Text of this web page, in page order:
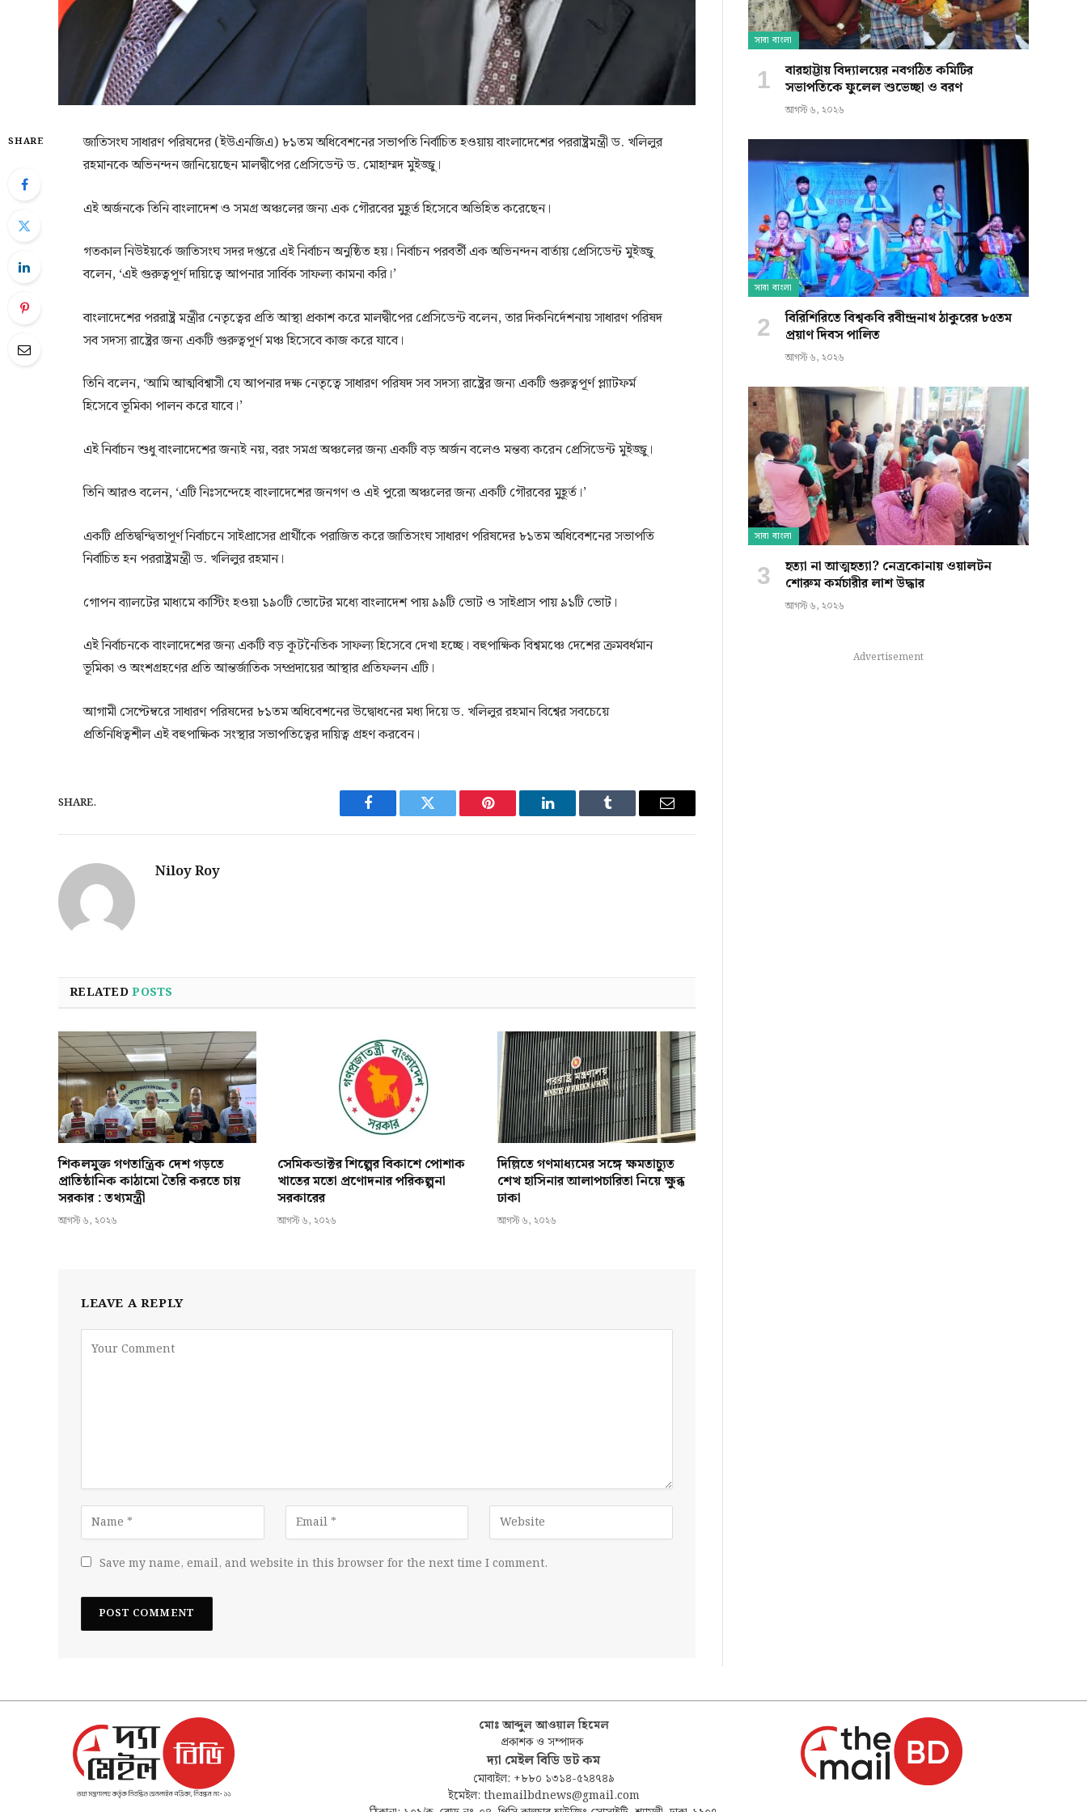
SHARE
জাতিসংঘ সাধারণ পরিষদের (ইউএনজিএ) ৮১তম অধিবেশনের সভাপতি নির্বাচিত হওয়ায় বাংলাদেশের পররাষ্ট্রমন্ত্রী ড. খলিলুর
রহমানকে অভিনন্দন জানিয়েছেন মালদ্বীপের প্রেসিডেন্ট ড. মোহাম্মদ মুইজ্জু।
এই অর্জনকে তিনি বাংলাদেশ ও সমগ্র অঞ্চলের জন্য এক গৌরবের মুহূর্ত হিসেবে অভিহিত করেছেন।
গতকাল নিউইয়র্কে জাতিসংঘ সদর দপ্তরে এই নির্বাচন অনুষ্ঠিত হয়। নির্বাচন পরবর্তী এক অভিনন্দন বার্তায় প্রেসিডেন্ট মুইজ্জু
বলেন, ‘এই গুরুত্বপূর্ণ দায়িত্বে আপনার সার্বিক সাফল্য কামনা করি।’
বাংলাদেশের পররাষ্ট্র মন্ত্রীর নেতৃত্বের প্রতি আস্থা প্রকাশ করে মালদ্বীপের প্রেসিডেন্ট বলেন, তার দিকনির্দেশনায় সাধারণ পরিষদ
সব সদস্য রাষ্ট্রের জন্য একটি গুরুত্বপূর্ণ মঞ্চ হিসেবে কাজ করে যাবে।
তিনি বলেন, ‘আমি আত্মবিশ্বাসী যে আপনার দক্ষ নেতৃত্বে সাধারণ পরিষদ সব সদস্য রাষ্ট্রের জন্য একটি গুরুত্বপূর্ণ প্ল্যাটফর্ম
হিসেবে ভূমিকা পালন করে যাবে।’
এই নির্বাচন শুধু বাংলাদেশের জন্যই নয়, বরং সমগ্র অঞ্চলের জন্য একটি বড় অর্জন বলেও মন্তব্য করেন প্রেসিডেন্ট মুইজ্জু।
তিনি আরও বলেন, ‘এটি নিঃসন্দেহে বাংলাদেশের জনগণ ও এই পুরো অঞ্চলের জন্য একটি গৌরবের মুহূর্ত।’
একটি প্রতিদ্বন্দ্বিতাপূর্ণ নির্বাচনে সাইপ্রাসের প্রার্থীকে পরাজিত করে জাতিসংঘ সাধারণ পরিষদের ৮১তম অধিবেশনের সভাপতি
নির্বাচিত হন পররাষ্ট্রমন্ত্রী ড. খলিলুর রহমান।
গোপন ব্যালটের মাধ্যমে কাস্টিং হওয়া ১৯০টি ভোটের মধ্যে বাংলাদেশ পায় ৯৯টি ভোট ও সাইপ্রাস পায় ৯১টি ভোট।
এই নির্বাচনকে বাংলাদেশের জন্য একটি বড় কূটনৈতিক সাফল্য হিসেবে দেখা হচ্ছে। বহুপাক্ষিক বিশ্বমঞ্চে দেশের ক্রমবর্ধমান
ভূমিকা ও অংশগ্রহণের প্রতি আন্তর্জাতিক সম্প্রদায়ের আস্থার প্রতিফলন এটি।
আগামী সেপ্টেম্বরে সাধারণ পরিষদের ৮১তম অধিবেশনের উদ্বোধনের মধ্য দিয়ে ড. খলিলুর রহমান বিশ্বের সবচেয়ে
প্রতিনিধিত্বশীল এই বহুপাক্ষিক সংস্থার সভাপতিত্বের দায়িত্ব গ্রহণ করবেন।
SHARE.
Facebook Twitter Pinterest LinkedIn Tumblr Email
Niloy Roy
RELATEDPOSTS
শিকলমুক্ত গণতান্ত্রিক দেশ গড়তে
প্রাতিষ্ঠানিক কাঠামো তৈরি করতে চায়
সরকার : তথ্যমন্ত্রী
আগস্ট ৬, ২০২৬
সেমিকন্ডাক্টর শিল্পের বিকাশে পোশাক
খাতের মতো প্রণোদনার পরিকল্পনা
সরকারের
আগস্ট ৬, ২০২৬
দিল্লিতে গণমাধ্যমের সঙ্গে ক্ষমতাচ্যুত
শেখ হাসিনার আলাপচারিতা নিয়ে ক্ষুব্ধ
ঢাকা
আগস্ট ৬, ২০২৬
LEAVE A REPLY
Save my name, email, and website in this browser for the next time I comment.
সারা বাংলা
বারহাট্টায় বিদ্যালয়ের নবগঠিত কমিটির
সভাপতিকে ফুলেল শুভেচ্ছা ও বরণ
আগস্ট ৬, ২০২৬
সারা বাংলা
বিরিশিরিতে বিশ্বকবি রবীন্দ্রনাথ ঠাকুরের ৮৫তম
প্রয়াণ দিবস পালিত
আগস্ট ৬, ২০২৬
সারা বাংলা
হত্যা না আত্মহত্যা? নেত্রকোনায় ওয়ালটন
শোরুম কর্মচারীর লাশ উদ্ধার
আগস্ট ৬, ২০২৬
Advertisement
মোঃ আব্দুল আওয়াল হিমেল
প্রকাশক ও সম্পাদক
দ্যা মেইল বিডি ডট কম
মোবাইল: +৮৮০ ১৩১৪-৫২৪৭৪৯
ইমেইল: themailbdnews@gmail.com